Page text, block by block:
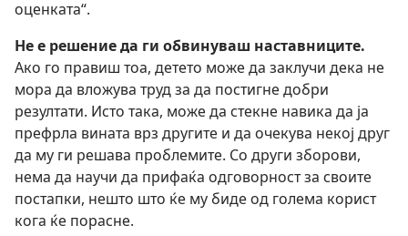
оценката“.
Не е решение да ги обвинуваш наставниците.
Ако го правиш тоа, детето може да заклучи дека не
мора да вложува труд за да постигне добри
резултати. Исто така, може да стекне навика да ја
префрла вината врз другите и да очекува некој друг
да му ги решава проблемите. Со други зборови,
нема да научи да прифаќа одговорност за своите
постапки, нешто што ќе му биде од голема корист
кога ќе порасне.